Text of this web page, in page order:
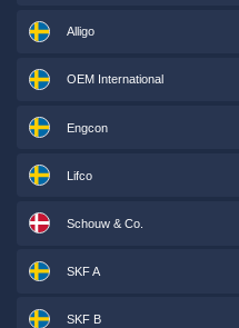
Alligo
OEM International
Engcon
Lifco
Schouw & Co.
SKF A
SKF B